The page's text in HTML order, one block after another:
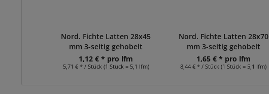
Nord. Fichte Latten 28x45
mm 3-seitig gehobelt
1,12 € * pro lfm
5,71 € * / Stück (1 Stück = 5,1 lfm)
Nord. Fichte Latten 28x70
mm 3-seitig gehobelt
1,65 € * pro lfm
8,44 € * / Stück (1 Stück = 5,1 lfm)